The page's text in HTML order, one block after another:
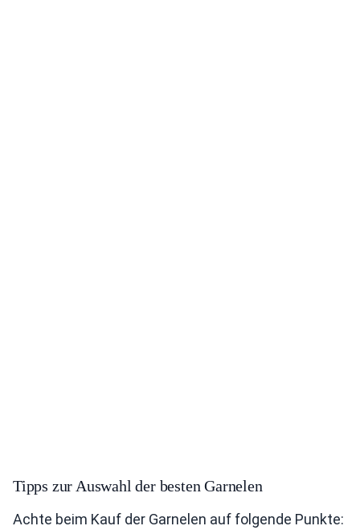
Tipps zur Auswahl der besten Garnelen
Achte beim Kauf der Garnelen auf folgende Punkte: